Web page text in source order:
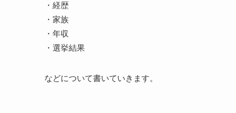
・経歴
・家族
・年収
・選挙結果
などについて書いていきます。